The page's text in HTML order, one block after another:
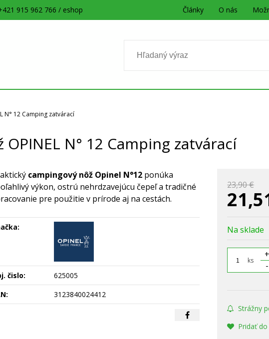
915 962 766 / eshop Články O nás
N° 12 Camping zatvárací
OPINEL N° 12 Camping zatvárací
23,90 €
Na sklade
ks
+
-
Strážny
Pridať
campingový nôž Opinel N°12ponúka
výkon, ostrú nehrdzavejúcu čepeľ a tradičné
pre použitie v prírode aj na cestách.
čislo:
625005
3123840024412